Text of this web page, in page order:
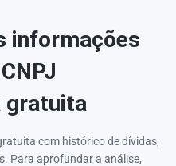
informações
gratuita
com histórico de dívidas,
Para aprofundar a análise,